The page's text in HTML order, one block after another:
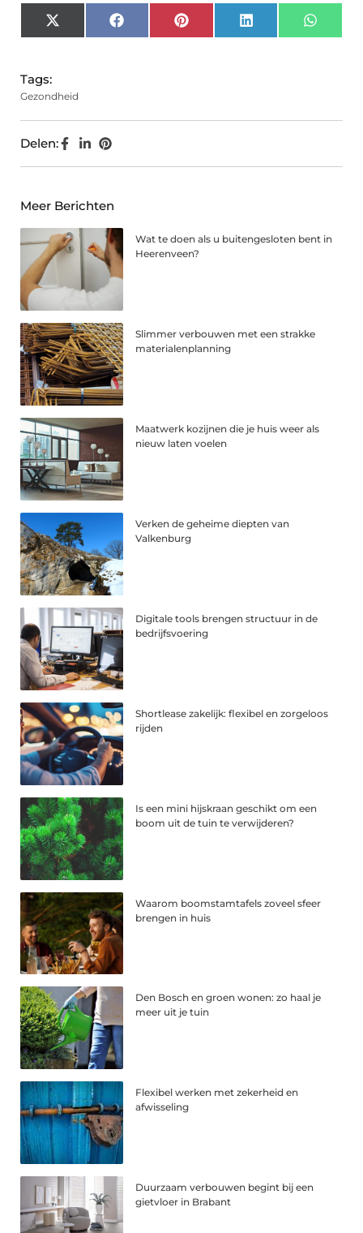
X
(Twitter)
FacebookPinterest LinkedIn
Tags:
Gezondheid
Delen:
Meer Berichten
Wat te doen als u buitengesloten bent in
Heerenveen?
Slimmer verbouwen met een strakke
materialenplanning
Maatwerk kozijnen die je huis weer als
nieuw laten voelen
Verken de geheime diepten van
Valkenburg
Digitale tools brengen structuur in de
bedrijfsvoering
Shortlease zakelijk: flexibel en zorgeloos
rijden
Is een mini hijskraan geschikt om een
boom uit de tuin te verwijderen?
Waarom boomstamtafels zoveel sfeer
brengen in huis
Den Bosch en groen wonen: zo haal je
meer uit je tuin
Flexibel werken met zekerheid en
afwisseling
Duurzaam verbouwen begint bij een
gietvloer in Brabant